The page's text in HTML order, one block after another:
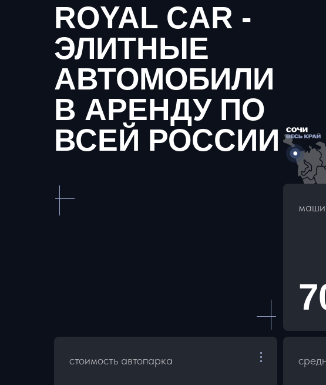
ROYAL CAR -
ЭЛИТНЫЕ
АВТОМОБИЛИ
В АРЕНДУ ПО
ВСЕЙ РОССИИ
стоимость автопарка